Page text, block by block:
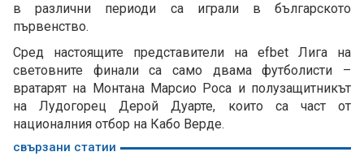
в различни периоди са играли в българското
първенство.
Сред настоящите представители на efbet Лига на
световните финали са само двама футболисти –
вратарят на Монтана Марсио Роса и полузащитникът
на Лудогорец Дерой Дуарте, които са част от
националния отбор на Кабо Верде.
свързани статии